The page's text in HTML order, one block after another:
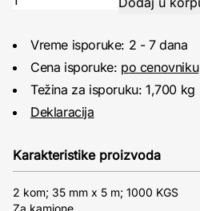
Vreme isporuke: 2 - 7 dana
Cena isporuke: po cenovniku
Težina za isporuku: 1,700 kg
Deklaracija
Karakteristike proizvoda
2 kom; 35 mm x 5 m; 1000 KGS
Za kamione.